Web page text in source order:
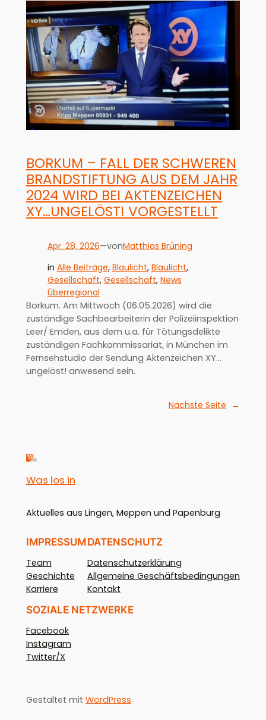
BORKUM – FALL DER SCHWEREN
BRANDSTIFTUNG AUS DEM JAHR
2024 WIRD BEI AKTENZEICHEN
XY…UNGELÖST! VORGESTELLT
Apr. 28, 2026—vonMatthias Brüning
in Alle Beiträge, Blaulicht, Blaulicht,
Gesellschaft, Gesellschaft, News
Überregional
Borkum. Am Mittwoch (06.05.2026) wird die
zuständige Sachbearbeiterin der Polizeiinspektion
Leer/ Emden, aus dem u.a. für Tötungsdelikte
zuständigen Fachkommissariat, in München im
Fernsehstudio der Sendung Aktenzeichen XY…
ungelöst! anwesend sein.
Nächste Seite →
Was los in
Aktuelles aus Lingen, Meppen und Papenburg
IMPRESSUM
Team
Geschichte
Karriere
DATENSCHUTZ
Datenschutzerklärung
Allgemeine Geschäftsbedingungen
Kontakt
SOZIALE NETZWERKE
Facebook
Instagram
Twitter/X
Gestaltet mit WordPress